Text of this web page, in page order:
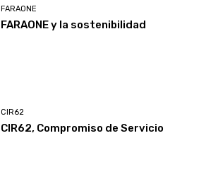
FARAONE
FARAONE y la sostenibilidad
CIR62
CIR62, Compromiso de Servicio